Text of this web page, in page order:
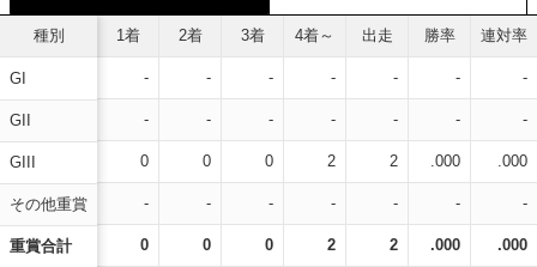
種別
GI
GII
GIII
その他重賞
重賞合計
1着 2着 3着 4着～ 出走 勝率 連対率
- - - - - - -
- - - - - - -
0 0 0 2 2 .000 .000
- - - - - - -
0 0 0 2 2 .000 .000